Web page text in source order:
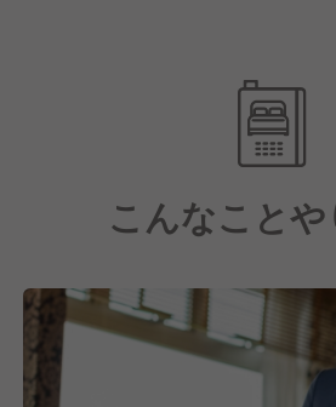
ウハウは別次元。業務分担では
の"一貫性"も理解できるようにな
働かされているのではなく、自
せる実感を存分に味わっていただ
こんなこと